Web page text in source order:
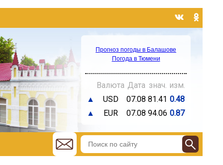
Прогноз погоды в Балашове
Погода в Тюмени
Валюта Дата знач. изм.
▲
USD 07.08 81.41 0.48
▲
EUR 07.08 94.06 0.87